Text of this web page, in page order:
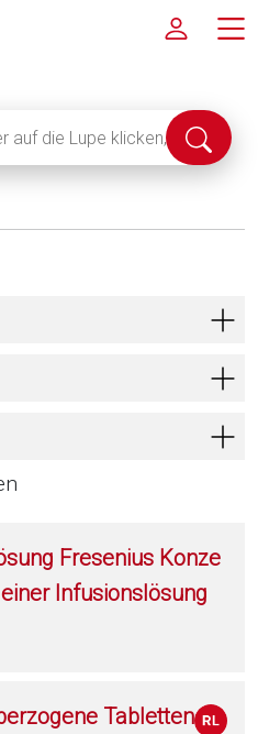
Suche
Fresenius Konze
Infusionslösung
Tabletten